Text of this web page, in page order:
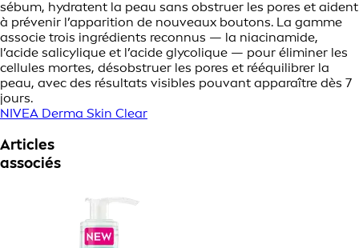
sébum, hydratent la peau sans obstruer les pores et aident
à prévenir l’apparition de nouveaux boutons. La gamme
associe trois ingrédients reconnus — la niacinamide,
l’acide salicylique et l’acide glycolique — pour éliminer les
cellules mortes, désobstruer les pores et rééquilibrer la
peau, avec des résultats visibles pouvant apparaître dès 7
jours.
NIVEA Derma Skin Clear
Articles
associés